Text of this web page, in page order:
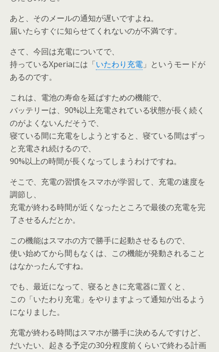
あと、そのメールの通知が遅いですよね。
届いたらすぐに知らせてくれないのが不満です。
さて、今回は充電についてで、
持っているXperiaには「いたわり充電 」というモードが
あるのです。
これは、電池の寿命を延ばすための機能で、
バッテリーは、90%以上充電されている状態が長く続く
のがよくないんだそうで、
寝ている間に充電をしようとすると、寝ている間はずっ
と充電され続けるので、
90%以上の時間が長くなってしまうわけですね。
そこで、充電の習慣をスマホが学習して、充電の速度を
調節し、
充電が終わる時間が近くなったところで最後の充電を完
了させるんだとか。
この機能はスマホの方で勝手に起動させるもので、
使い始めてから間もなくは、この機能が発動されること
はなかったんですね。
でも、最近になって、寝るときに充電器に置くと、
この「いたわり充電」をやりますよって通知が出るよう
になりました。
充電が終わる時間はスマホが勝手に決めるんですけど、
だいたい、起きる予定の30分程度前くらいで終わる計画